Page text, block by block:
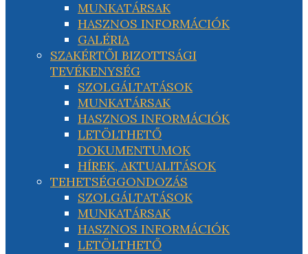
MUNKATÁRSAK
HASZNOS INFORMÁCIÓK
GALÉRIA
SZAKÉRTŐI BIZOTTSÁGI
TEVÉKENYSÉG
SZOLGÁLTATÁSOK
MUNKATÁRSAK
HASZNOS INFORMÁCIÓK
LETÖLTHETŐ
DOKUMENTUMOK
HÍREK, AKTUALITÁSOK
TEHETSÉGGONDOZÁS
SZOLGÁLTATÁSOK
MUNKATÁRSAK
HASZNOS INFORMÁCIÓK
LETÖLTHETŐ